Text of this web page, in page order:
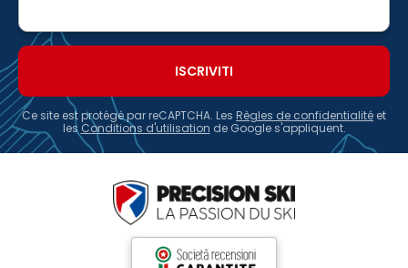
Ce site est protégé par reCAPTCHA. Les Règles de confidentialité et
les Conditions d'utilisation de Google s'appliquent.